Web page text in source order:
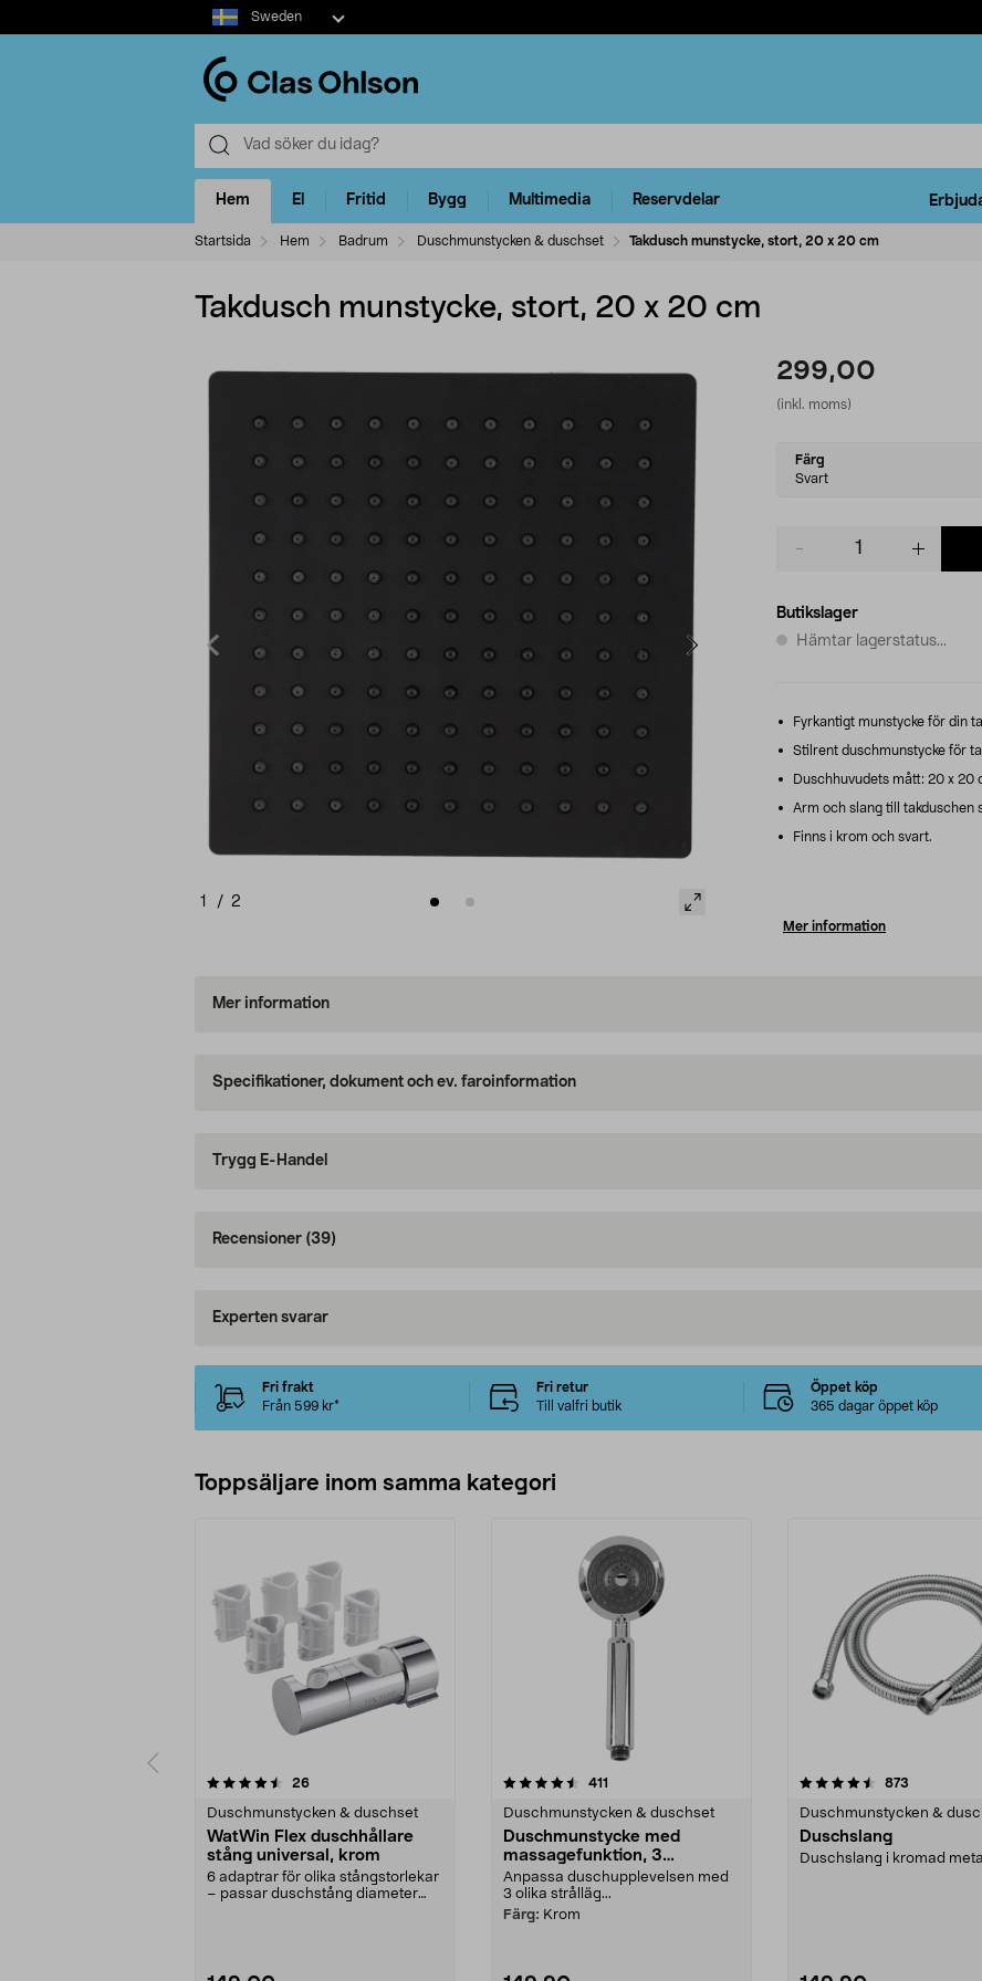
Select
market
Sweden
Hem El Fritid Bygg Multimedia Reservdelar
Startsida Hem Badrum Duschmunstycken & duschset Takdusch munstycke, stort, 20 x 20 cm
Takdusch munstycke, stort, 20 x 20 cm
1 / 2
299,00
(inkl. moms)
Select
variant
Färg
Svart
Butikslager
Hämtar lagerstatus...
Fyrkantigt munstycke för din
Stilrent duschmunstycke för
Duschhuvudets mått: 20 x 20
Arm och slang till takduschen
Finns i krom och svart.
Mer information
Mer information
Specifikationer, dokument och ev. faroinformation
Trygg E-Handel
Recensioner (39)
Experten svarar
Fri frakt
Från 599 kr*
Fri retur
Till valfri butik
Öppet köp
365 dagar öppet köp
Toppsäljare inom samma kategori
26recensioner
Duschmunstycken & duschset
WatWin Flex duschhållare
stång universal, krom
6 adaptrar för olika stångstorlekar
– passar duschstång diameter
4.5 av 5 stjärnor 411
Duschmunstycken & duschset
Duschmunstycke med
massagefunktion, 3
strållägen
Anpassa duschupplevelsen med
3 olika strålläg...
Färg: Krom
4.5 av 5 stjärnor 873
Duschmunstycken &
Duschslang
Duschslang i kromad
4.5 av 5 stjärnor